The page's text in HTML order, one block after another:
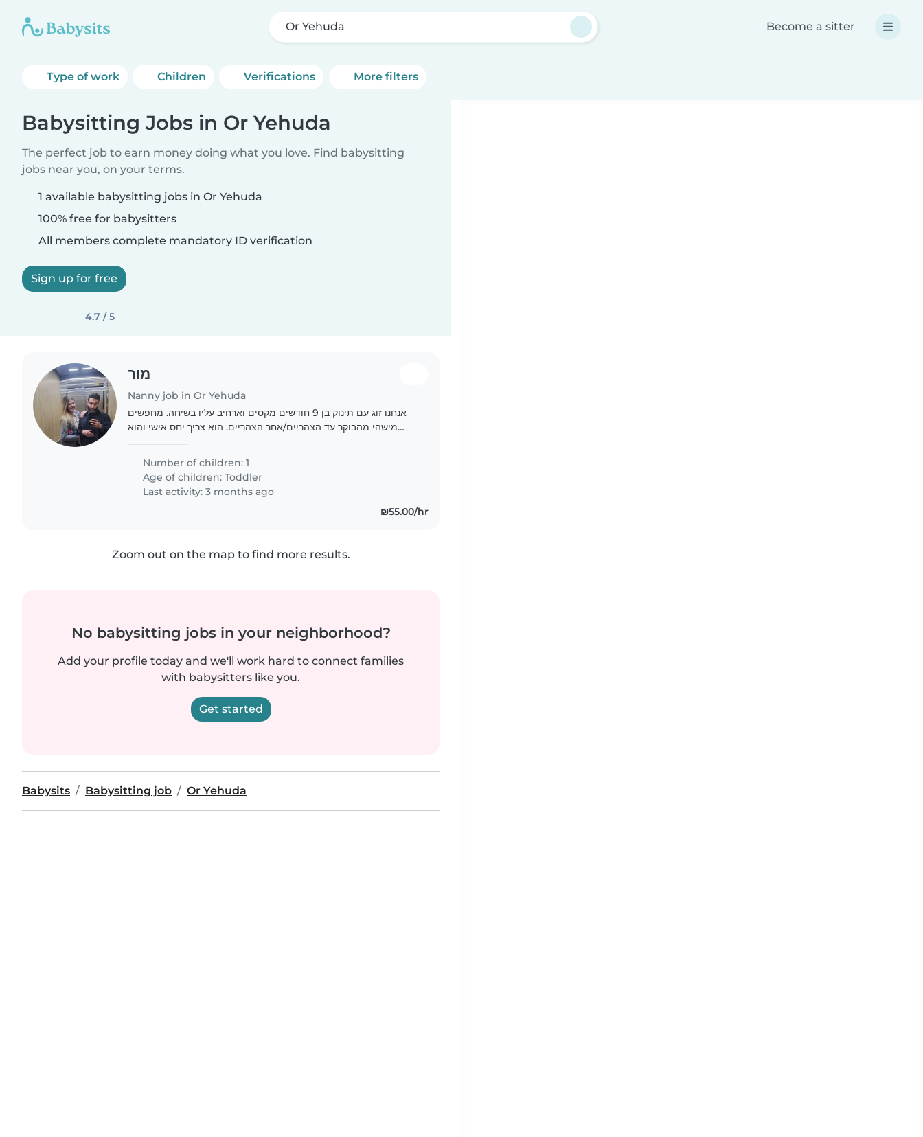
Or Yehuda Become a sitter
Type of work Children Verifications More filters
Babysitting Jobs in Or Yehuda
The perfect job to earn money doing what you love. Find babysitting
jobs near you, on your terms.
1 available babysitting jobs in Or Yehuda
100% free for babysitters
All members complete mandatory ID verification
Sign up for free
4.7 / 5
מור
Nanny job in Or Yehuda
אנחנו זוג עם תינוק בן 9 חודשים מקסים וארחיב עליו בשיחה. מחפשים
מישהי מהבוקר עד הצהריים/אחר הצהריים. הוא צריך יחס אישי והוא
Number of children: 1
Age of children:Toddler
Last activity: 3 months ago
₪55.00/hr
Zoom out on the map to find more results.
No babysitting jobs in your neighborhood?
Add your profile today and we'll work hard to connect families
with babysitters like you.
Get started
Babysits Babysitting job Or Yehuda